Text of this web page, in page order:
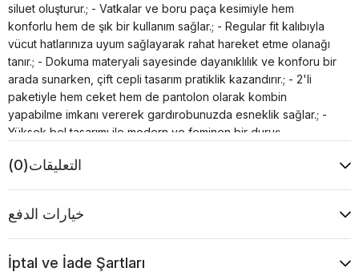
siluet oluşturur.; - Vatkalar ve boru paça kesimiyle hem
konforlu hem de şık bir kullanım sağlar.; - Regular fit kalıbıyla
vücut hatlarınıza uyum sağlayarak rahat hareket etme olanağı
tanır.; - Dokuma materyali sayesinde dayanıklılık ve konforu bir
arada sunarken, çift cepli tasarım pratiklik kazandırır.; - 2'li
paketiyle hem ceket hem de pantolon olarak kombin
yapabilme imkanı vererek gardırobunuzda esneklik sağlar.; -
Yüksek bel tasarımı ile modern ve feminen bir duruş
vermezsiniz.; - Astarlı yapısı sayesinde ekstra konfor
etmenizi sağlarken, kruvaze kapama şekliyle sofistike bir
görünüm kazandırır.
التعليقات(0)
خيارات الدفع
İptal ve İade Şartları